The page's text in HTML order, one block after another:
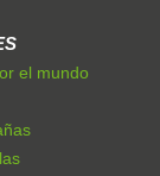
el mundo